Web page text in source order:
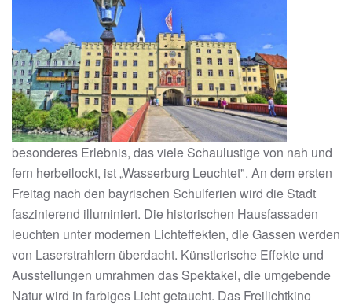
besonderes Erlebnis, das viele Schaulustige von nah und
fern herbeilockt, ist „Wasserburg Leuchtet". An dem ersten
Freitag nach den bayrischen Schulferien wird die Stadt
faszinierend illuminiert. Die historischen Hausfassaden
leuchten unter modernen Lichteffekten, die Gassen werden
von Laserstrahlern überdacht. Künstlerische Effekte und
Ausstellungen umrahmen das Spektakel, die umgebende
Natur wird in farbiges Licht getaucht. Das Freilichtkino